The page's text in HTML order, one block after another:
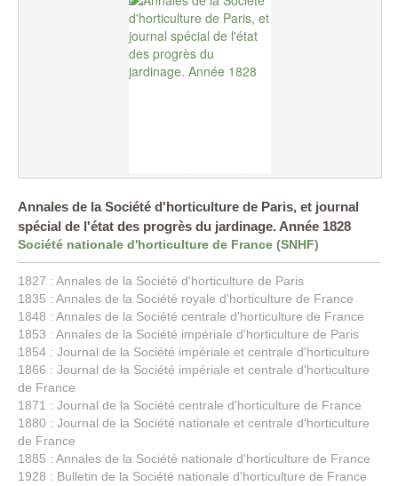
Annales de la Société d'horticulture de Paris, et journal
spécial de l'état des progrès du jardinage. Année 1828
Société nationale d'horticulture de France (SNHF)
1827 : Annales de la Société d'horticulture de Paris
1835 : Annales de la Société royale d'horticulture de France
1848 : Annales de la Société centrale d'horticulture de France
1853 : Annales de la Société impériale d'horticulture de Paris
1854 : Journal de la Société impériale et centrale d'horticulture
1866 : Journal de la Société impériale et centrale d'horticulture
de France
1871 : Journal de la Société centrale d'horticulture de France
1880 : Journal de la Société nationale et centrale d'horticulture
de France
1885 : Annales de la Société nationale d'horticulture de France
1928 : Bulletin de la Société nationale d'horticulture de France